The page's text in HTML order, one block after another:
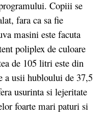
Copiii se
fara ca sa fie
masini este facuta
poliplex de culoare
de 105 litri este din
a usii hubloului de 37,5
usurinta si lejeritate
foarte mari paturi si